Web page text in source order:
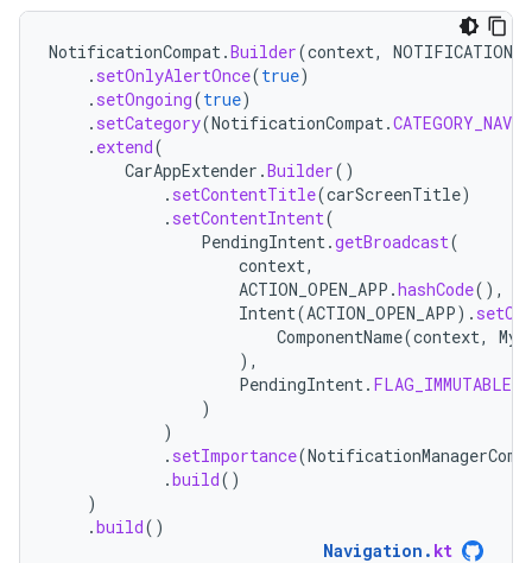
NotificationCompat .Builder(context,
. setOnlyAlertOnce(true)
. setOngoing(true)
. setCategory(NotificationCompat .
. extend(
CarAppExtender .Builder()
. setContentTitle(carScreenTitle)
. setContentIntent(
PendingIntent .getBroadcast(
context,
ACTION_OPEN_APP .hashCode(),
Intent(ACTION_OPEN_APP).
ComponentName(context,
),
PendingIntent . FLAG_IMMUTABLE
)
)
. setImportance(
.build()
)
.build()
Navigation . kt